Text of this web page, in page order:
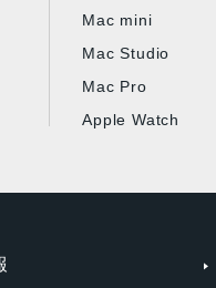
Mac mini
Mac Studio
Mac Pro
Apple Watch